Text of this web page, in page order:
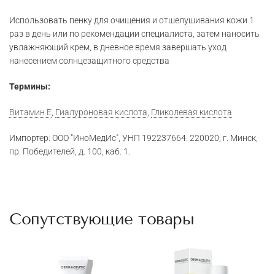
Использовать пенку для очищения и отшелушивания кожи 1
раз в день или по рекомендации специалиста, затем наносить
увлажняющий крем, в дневное время завершать уход
нанесением солнцезащитного средства
Термины:
Витамин Е Гиалуроновая кислота Гликолевая кислота
Импортер: ООО "ИноМедИс", УНП 192237664. 220020, г. Минск,
пр. Победителей, д. 100, каб. 1.
Сопутствующие товары